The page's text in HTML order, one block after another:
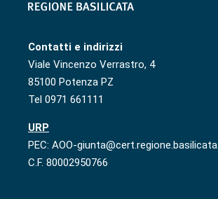
Contatti e indirizzi
Viale Vincenzo Verrastro, 4
85100 Potenza PZ
Tel 0971 661111
URP
PEC: AOO-
C.F. 80002950766